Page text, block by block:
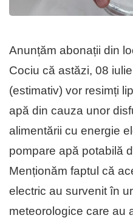
Anunțăm abonații din
Cociu că astăzi, 08
(estimativ) vor resimți
apă din cauza unor
alimentării cu energie
pompare apă potabilă
Menționăm faptul că
electric au survenit în
meteorologice care au